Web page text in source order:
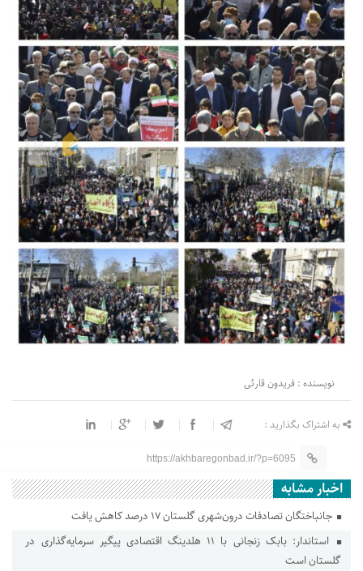
نویسنده : فریدون قارئی
به اشتراک بگذارید :
https://akhbaregonbad.ir/?p=6095
اخبار مشابه
جانباختگان تصادفات درون‌شهری گلستان ۱۷ درصد کاهش یافت
استاندار: بابک زنجانی با ۱۱ هلدینگ اقتصادی پیگیر سرمایه‌گذاری در
گلستان است